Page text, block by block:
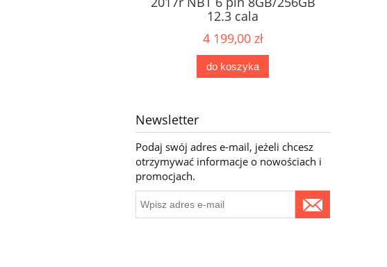
12.3 cala
4 199,00 zł
do koszyka
Newsletter
Podaj swój adres e-mail, jeżeli chcesz
otrzymywać informacje o nowościach i
promocjach.